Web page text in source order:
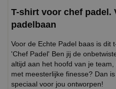
T-shirt voor chef padel.
padelbaan
Voor de Echte Padel baas is dit
'Chef Padel' Ben jij de
altijd aan het hoofd van je
met meesterlijke finesse? Dan
speciaal voor jou ontworpen!